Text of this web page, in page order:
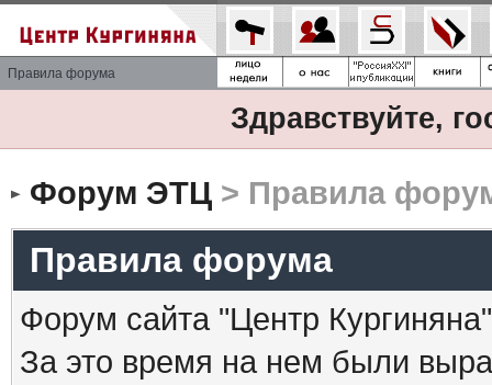
Правила форума
Здравствуйте,
Форум ЭТЦ> Правила
Правила форума
Форум сайта "Центр
За это время на нем были